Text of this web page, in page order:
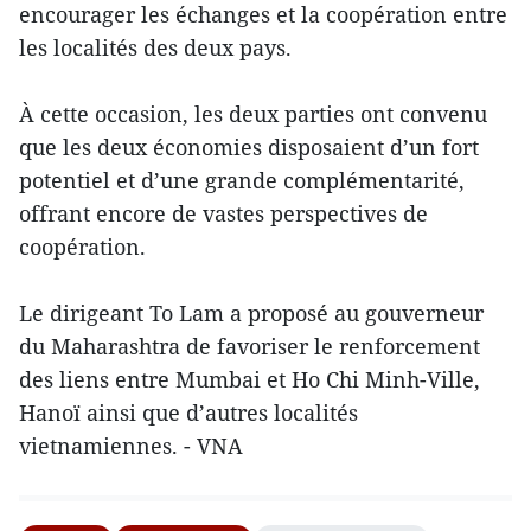
encourager les échanges et la coopération entre
les localités des deux pays.
À cette occasion, les deux parties ont convenu
que les deux économies disposaient d’un fort
potentiel et d’une grande complémentarité,
offrant encore de vastes perspectives de
coopération.
Le dirigeant To Lam a proposé au gouverneur
du Maharashtra de favoriser le renforcement
des liens entre Mumbai et Ho Chi Minh-Ville,
Hanoï ainsi que d’autres localités
vietnamiennes. - VNA